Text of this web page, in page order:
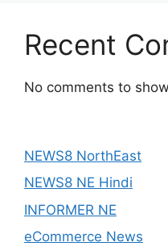
Recent
No comments to
NEWS8 NorthEast
NEWS8 NE Hindi
INFORMER NE
eCommerce News